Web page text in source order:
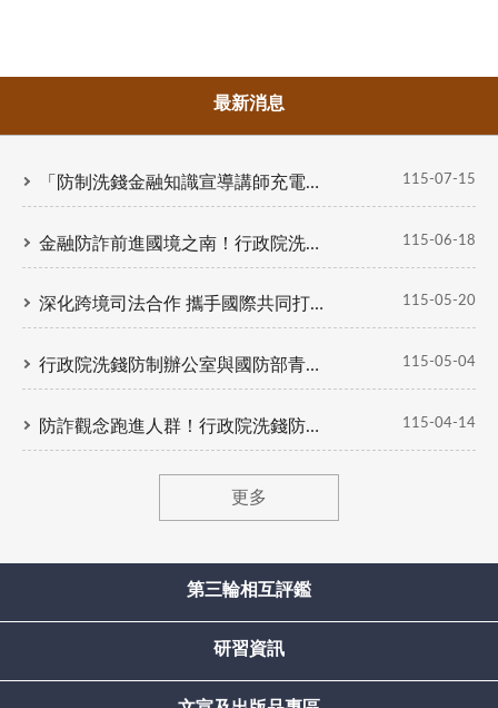
最新消息
「防制洗錢金融知識宣導講師充電研討會」登場 精進專業知能 強化全民防詐及防制洗錢意識 115-07-15
金融防詐前進國境之南！行政院洗錢防制辦公室前進 屏東公益嘉年華，攜手全民守護資產安全 115-06-18
深化跨境司法合作 攜手國際共同打擊詐欺與洗錢犯罪 「無國界犯罪下之跨境合作—以打擊詐欺為核心，從偵查 手段到司法互助」國際研討會隆重登場 115-05-20
行政院洗錢防制辦公室與國防部青年日報 於新北市野柳國民小學共同舉辦 「115 年洗錢防制宣導講座」 115-05-04
防詐觀念跑進人群！行政院洗錢防制辦公室參與 2026 台新女子路跑活動，寓教於樂強化全民識詐能力 115-04-14
更多
第三輪相互評鑑
研習資訊